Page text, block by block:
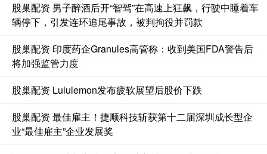
股巢配资 男子醉酒后开“智驾”在高速上狂飙，行驶中睡着车
辆停下，引发连环追尾事故，被判拘役并罚款
股巢配资 印度药企Granules高管称：收到美国FDA警告后
将加强监管力度
股巢配资 Lululemon发布疲软展望后股价下跌
股巢配资 最佳雇主！捷顺科技斩获第十二届深圳成长型企
业“最佳雇主”企业发展奖